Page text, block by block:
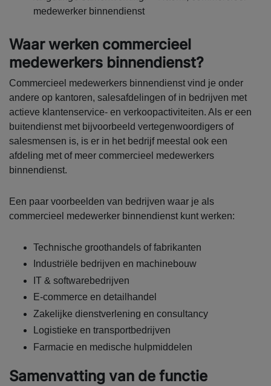
medewerker binnendienst
Waar werken commercieel
medewerkers binnendienst?
Commercieel medewerkers binnendienst vind je onder
andere op kantoren, salesafdelingen of in bedrijven met
actieve klantenservice- en verkoopactiviteiten. Als er een
buitendienst met bijvoorbeeld vertegenwoordigers of
salesmensen is, is er in het bedrijf meestal ook een
afdeling met of meer commercieel medewerkers
binnendienst.
Een paar voorbeelden van bedrijven waar je als
commercieel medewerker binnendienst kunt werken:
Technische groothandels of fabrikanten
Industriële bedrijven en machinebouw
IT & softwarebedrijven
E-commerce en detailhandel
Zakelijke dienstverlening en consultancy
Logistieke en transportbedrijven
Farmacie en medische hulpmiddelen
Samenvatting van de functie